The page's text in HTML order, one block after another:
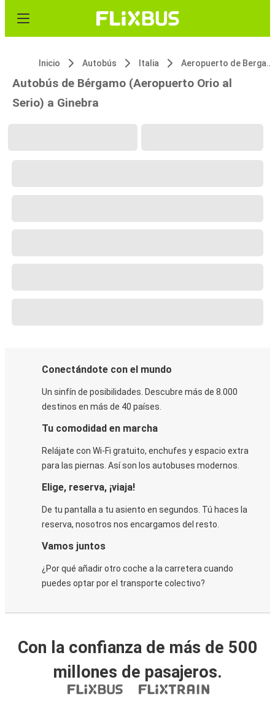
Inicio Autobús Italia Aeropuerto de Bergamo Orio al Serio
Autobús de Bérgamo (Aeropuerto Orio al
Serio) a Ginebra
Conectándote con el mundo
Un sinfín de posibilidades. Descubre más de 8.000
destinos en más de 40 países.
Tu comodidad en marcha
Relájate con Wi-Fi gratuito, enchufes y espacio extra
para las piernas. Así son los autobuses modernos.
Elige, reserva, ¡viaja!
De tu pantalla a tu asiento en segundos. Tú haces la
reserva, nosotros nos encargamos del resto.
Vamos juntos
¿Por qué añadir otro coche a la carretera cuando
puedes optar por el transporte colectivo?
Con la confianza de más de 500
millones de pasajeros.